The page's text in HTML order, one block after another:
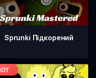
Sprunki Підкорений